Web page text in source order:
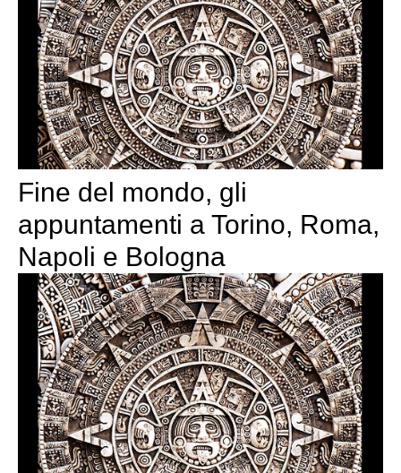
Fine del mondo, gli
appuntamenti a Torino, Roma,
Napoli e Bologna